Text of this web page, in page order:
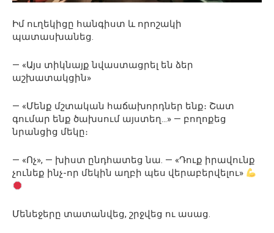
Իմ ուղեկիցը հանգիստ և որոշակի
պատասխանեց.
— «Այս տիկնայք նվաստացրել են ձեր
աշխատակցին»
— «Մենք մշտական հաճախորդներ ենք։ Շատ
գումար ենք ծախսում այստեղ…» — բողոքեց
նրանցից մեկը։
— «Ոչ», — խիստ ընդհատեց նա. — «Դուք իրավունք
չունեք ինչ-որ մեկին աղբի պես վերաբերվելու»
Մենեջերը տատանվեց, շրջվեց ու ասաց.